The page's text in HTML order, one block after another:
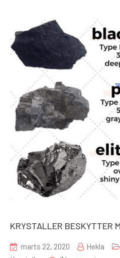
KRYSTALLER BESKYTTER
marts 22, 2020 Hekla